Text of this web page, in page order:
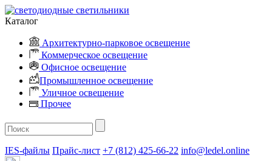
Каталог
Архитектурно-парковое освещение
Коммерческое освещение
Офисное освещение
Промышленное освещение
Уличное освещение
Прочее
IES-файлы Прайс-лист +7 (812) 425-66-22 info@ledel.online